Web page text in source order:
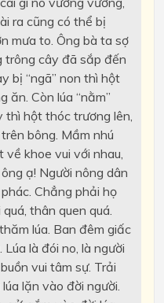
ra cũng có thể bị
mưa to. Ông bà ta sợ
cây đã sắp đến
bị “ngã” non thì hột
ăn. Còn lúa “nằm”
thì hột thóc trương lên,
bông. Mầm nhú
khoe vui với nhau,
ạ! Người nông dân
Chẳng phải họ
thân quen quá.
lúa. Ban đêm giấc
là đói no, là người
vui tâm sự. Trải
lặn vào đời người.